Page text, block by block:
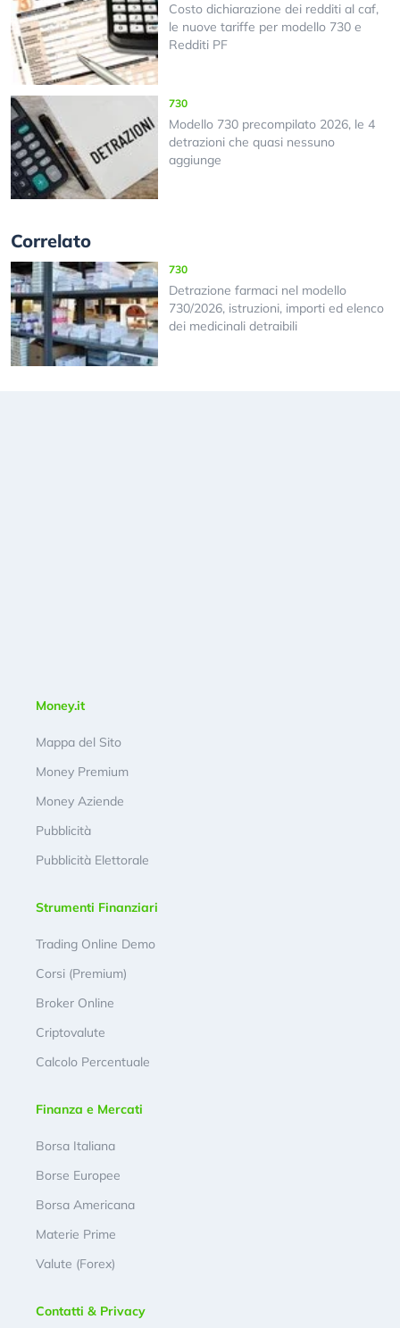
Costo dichiarazione dei redditi al caf,
le nuove tariffe per modello 730 e
Redditi PF
730
Modello 730 precompilato 2026, le 4
detrazioni che quasi nessuno
aggiunge
Correlato
730
Detrazione farmaci nel modello
730/2026, istruzioni, importi ed elenco
dei medicinali detraibili
Money.it
Mappa del Sito
Money Premium
Money Aziende
Pubblicità
Pubblicità Elettorale
Strumenti Finanziari
Trading Online Demo
Corsi (Premium)
Broker Online
Criptovalute
Calcolo Percentuale
Finanza e Mercati
Borsa Italiana
Borse Europee
Borsa Americana
Materie Prime
Valute (Forex)
Contatti & Privacy